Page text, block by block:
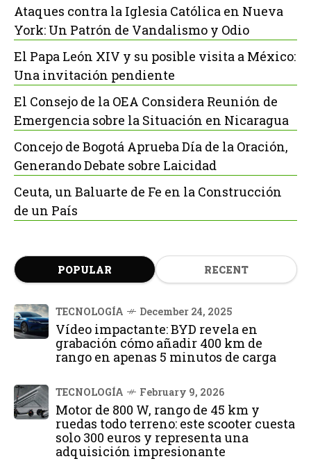
Ataques contra la Iglesia Católica en Nueva
York: Un Patrón de Vandalismo y Odio
El Papa León XIV y su posible visita a México:
Una invitación pendiente
El Consejo de la OEA Considera Reunión de
Emergencia sobre la Situación en Nicaragua
Concejo de Bogotá Aprueba Día de la Oración,
Generando Debate sobre Laicidad
Ceuta, un Baluarte de Fe en la Construcción
de un País
POPULAR RECENT
TECNOLOGÍA December 24, 2025
Vídeo impactante: BYD revela en
grabación cómo añadir 400 km de
rango en apenas 5 minutos de carga
TECNOLOGÍA February 9, 2026
Motor de 800 W, rango de 45 km y
ruedas todo terreno: este scooter cuesta
solo 300 euros y representa una
adquisición impresionante